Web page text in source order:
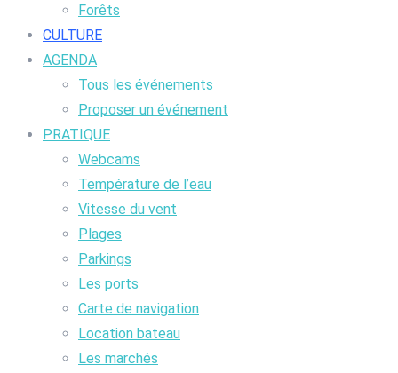
Forêts
CULTURE
AGENDA
Tous les événements
Proposer un événement
PRATIQUE
Webcams
Température de l’eau
Vitesse du vent
Plages
Parkings
Les ports
Carte de navigation
Location bateau
Les marchés